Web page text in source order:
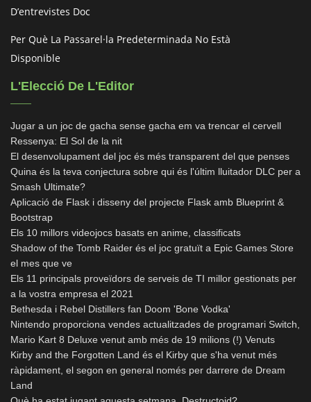
D’entrevistes Doc
Per Què La Passarel·la Predeterminada No Està
Disponible
L'Elecció De L'Editor
Jugar a un joc de gacha sense gacha em va trencar el cervell
Ressenya: El Sol de la nit
El desenvolupament del joc és més transparent del que penses
Quina és la teva conjectura sobre qui és l'últim lluitador DLC per a
Smash Ultimate?
Aplicació de Flask i disseny del projecte Flask amb Blueprint &
Bootstrap
Els 10 millors videojocs basats en anime, classificats
Shadow of the Tomb Raider és el joc gratuït a Epic Games Store
el mes que ve
Els 11 principals proveïdors de serveis de TI millor gestionats per
a la vostra empresa el 2021
Bethesda i Rebel Distillers fan Doom 'Bone Vodka'
Nintendo proporciona vendes actualitzades de programari Switch,
Mario Kart 8 Deluxe venut amb més de 19 milions (!) Venuts
Kirby and the Forgotten Land és el Kirby que s'ha venut més
ràpidament, el segon en general només per darrere de Dream
Land